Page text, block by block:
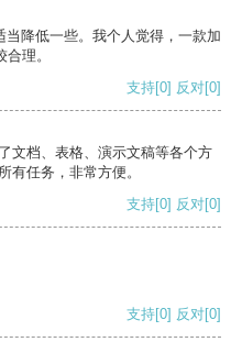
降低一些。我个人觉得，一款加
理。
支持[0] 反对[0]
文档、表格、演示文稿等各个方
有任务，非常方便。
支持[0] 反对[0]
支持[0] 反对[0]